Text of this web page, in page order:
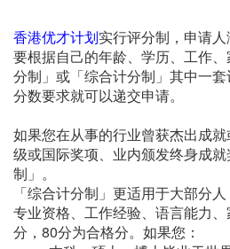
香港优才计划实行评分制，申请
要根据自己的年龄、学历、工作
分制」或「综合计分制」其中一
分数要求就可以递交申请。
如果您在从事的行业曾获杰出成
级或国际奖项、业内颁发终身成
制」。
「综合计分制」更适用于大部分
专业资格、工作经验、语言能力
分，80分为合格分。如果您：